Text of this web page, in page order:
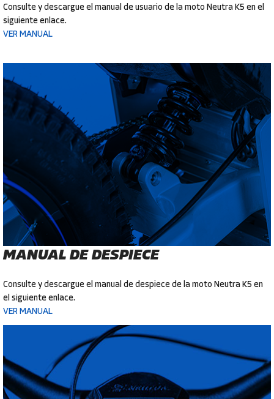
Consulte y descargue el manual de usuario de la moto Neutra K5 en el
siguiente enlace.
VER MANUAL
MANUAL DE DESPIECE
Consulte y descargue el manual de despiece de la moto Neutra K5 en
el siguiente enlace.
VER MANUAL